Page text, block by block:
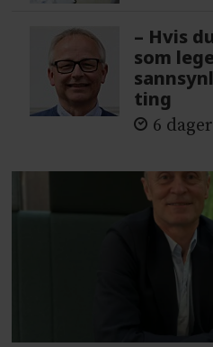
– Hvis
som
ting
6